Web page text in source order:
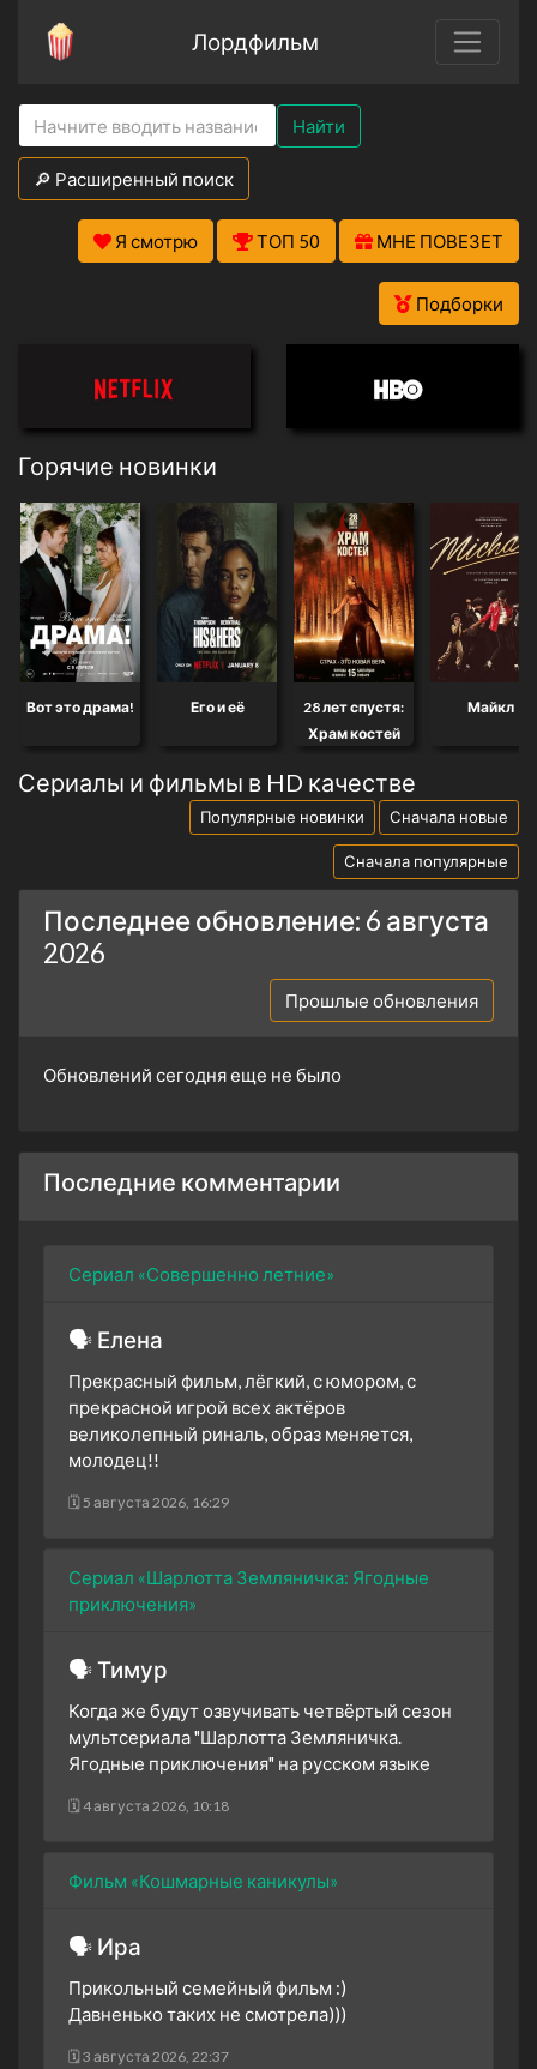
Лордфильм
Найти
🔎 Расширенный поиск
Я смотрю ТОП 50 МНЕ ПОВЕЗЕТ
Подборки
Горячие новинки
Вот это драма! Его и её
28 лет спустя:
Храм костей
Майкл
Сериалы и фильмы в HD качестве
Популярные новинки Сначала новые
Сначала популярные
Последнее обновление: 6 августа
2026
Прошлые обновления
Обновлений сегодня еще не было
Последние комментарии
Сериал «Совершенно летние»
🗣 Елена
Прекрасный фильм, лёгкий, с юмором, с
прекрасной игрой всех актёров
великолепный риналь, образ меняется,
молодец!!
🗓 5 августа 2026, 16:29
Сериал «Шарлотта Земляничка: Ягодные
приключения»
🗣 Тимур
Когда же будут озвучивать четвёртый сезон
мультсериала "Шарлотта Земляничка.
Ягодные приключения" на русском языке
🗓 4 августа 2026, 10:18
Фильм «Кошмарные каникулы»
🗣 Ира
Прикольный семейный фильм :)
Давненько таких не смотрела)))
🗓 3 августа 2026, 22:37